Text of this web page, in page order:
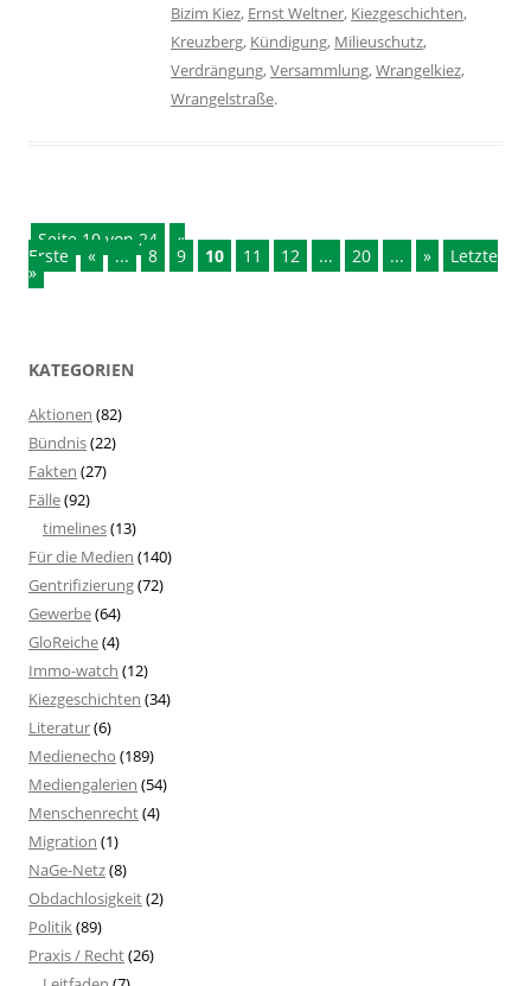
Bizim Kiez, Ernst Weltner, Kiezgeschichten,
Kreuzberg, Kündigung, Milieuschutz,
Verdrängung,Versammlung,Wrangelkiez,
Wrangelstraße.
Seite 10 von 24 «
Erste « ... 8 9 10 11 12 ... 20 ... » Letzte
»
KATEGORIEN
Aktionen (82)
Bündnis(22)
Fakten (27)
Fälle(92)
timelines(13)
Für die Medien (140)
Gentrifizierung(72)
Gewerbe(64)
GloReiche(4)
Immo-watch (12)
Kiezgeschichten (34)
Literatur(6)
Medienecho (189)
Mediengalerien (54)
Menschenrecht(4)
Migration (1)
NaGe-Netz(8)
Obdachlosigkeit(2)
Politik(89)
Praxis / Recht(26)